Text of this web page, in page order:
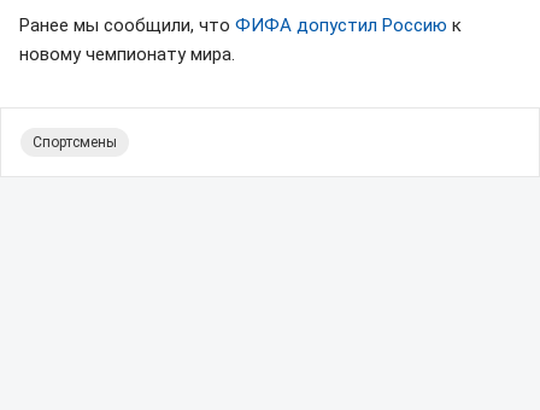
Ранее мы сообщили, что ФИФА допустил Россию к
новому чемпионату мира.
Спортсмены